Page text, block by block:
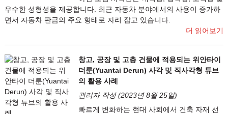
우수한 성형성을 제공합니다. 최근 자동차 분야에서의 사용이 증가하
면서 자동차 판금의 주요 형태로 자리 잡고 있습니다.
더 읽어보기
창고, 공장 및 고층 건물에 적용되는 위안타이
더룬(Yuantai Derun) 사각 및 직사각형 튜브
의 활용 사례
관리자 작성 (2023년 8월 25일)
빠르게 변화하는 현대 사회에서 건축 자재 선